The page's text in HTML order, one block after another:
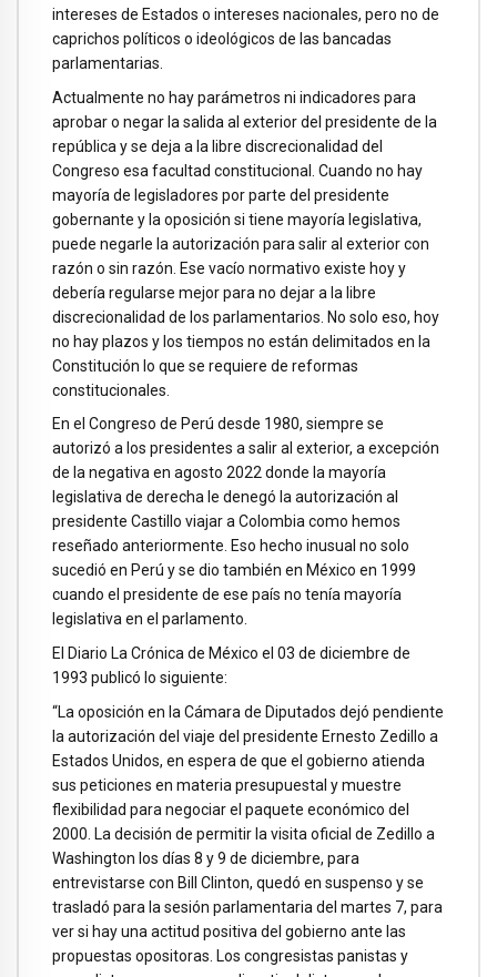
intereses de Estados o intereses nacionales, pero no de
caprichos políticos o ideológicos de las bancadas
parlamentarias.
Actualmente no hay parámetros ni indicadores para
aprobar o negar la salida al exterior del presidente de la
república y se deja a la libre discrecionalidad del
Congreso esa facultad constitucional. Cuando no hay
mayoría de legisladores por parte del presidente
gobernante y la oposición si tiene mayoría legislativa,
puede negarle la autorización para salir al exterior con
razón o sin razón. Ese vacío normativo existe hoy y
debería regularse mejor para no dejar a la libre
discrecionalidad de los parlamentarios. No solo eso, hoy
no hay plazos y los tiempos no están delimitados en la
Constitución lo que se requiere de reformas
constitucionales.
En el Congreso de Perú desde 1980, siempre se
autorizó a los presidentes a salir al exterior, a excepción
de la negativa en agosto 2022 donde la mayoría
legislativa de derecha le denegó la autorización al
presidente Castillo viajar a Colombia como hemos
reseñado anteriormente. Eso hecho inusual no solo
sucedió en Perú y se dio también en México en 1999
cuando el presidente de ese país no tenía mayoría
legislativa en el parlamento.
El Diario La Crónica de México el 03 de diciembre de
1993 publicó lo siguiente:
“La oposición en la Cámara de Diputados dejó pendiente
la autorización del viaje del presidente Ernesto Zedillo a
Estados Unidos, en espera de que el gobierno atienda
sus peticiones en materia presupuestal y muestre
flexibilidad para negociar el paquete económico del
2000. La decisión de permitir la visita oficial de Zedillo a
Washington los días 8 y 9 de diciembre, para
entrevistarse con Bill Clinton, quedó en suspenso y se
trasladó para la sesión parlamentaria del martes 7, para
ver si hay una actitud positiva del gobierno ante las
propuestas opositoras. Los congresistas panistas y